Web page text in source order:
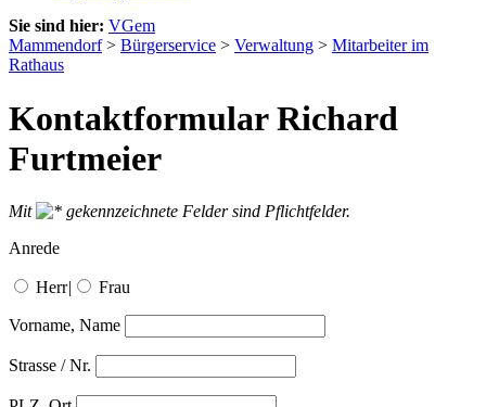
Sie sind hier: VGem
Mammendorf> Bürgerservice > Verwaltung > Mitarbeiter im
Rathaus
Kontaktformular Richard
Furtmeier
Mit
gekennzeichnete Felder sind Pflichtfelder.
Anrede
Herr| Frau
Vorname, Name
Strasse / Nr.